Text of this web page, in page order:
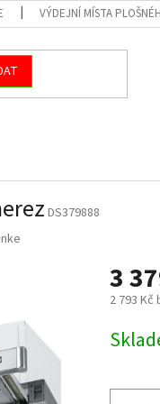
VÝDEJNÍ MÍSTA
DS379888
3
2 793 Kč
cena: